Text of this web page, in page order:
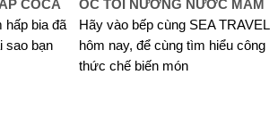
COCA
hấp bia đã
sao bạn
ỐC TỎI NƯỚNG NƯỚC MẮM
Hãy vào bếp cùng SEA TRAVEL
hôm nay, để cùng tìm hiểu công
thức chế biến món